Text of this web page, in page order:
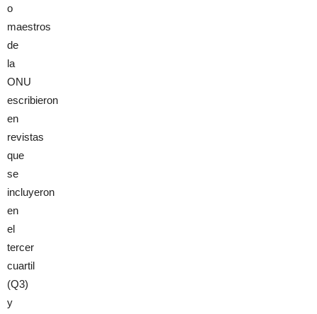
o
maestros
de
la
ONU
escribieron
en
revistas
que
se
incluyeron
en
el
tercer
cuartil
(Q3)
y